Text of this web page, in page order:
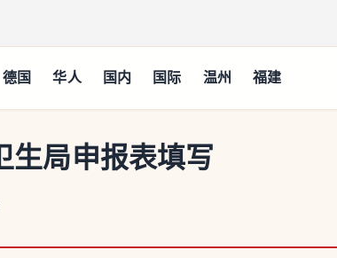
德国 华人 国内 国际 温州 福建
生局申报表填写